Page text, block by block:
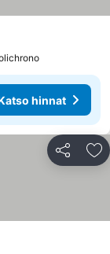
hinnat
Jaa